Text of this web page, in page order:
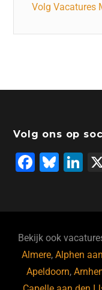
Volg Vacatures
Volg ons op
F
b
o
o
Bl
ky
Li
dI
n
Bekijk ook
Almere,Alphen
Apeldoorn,